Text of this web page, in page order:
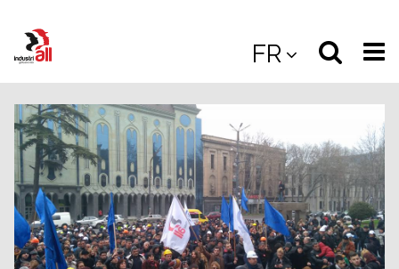
main
FR
Select
the
site